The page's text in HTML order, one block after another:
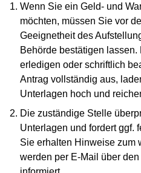
Wenn Sie ein Geld- und
möchten, müssen Sie vor
Geeignetheit des
Behörde bestätigen
erledigen oder schriftlich
Antrag vollständig aus,
Unterlagen hoch und
Die zuständige Stelle
Unterlagen und fordert ggf.
Sie erhalten Hinweise zum
werden per E-Mail über